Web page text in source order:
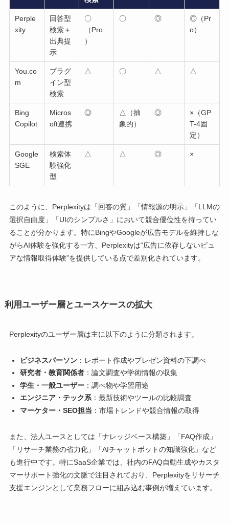
Perple
xity
回答型
検索＋
出典提
示
〇
（Pro
）
〇 ◎
◎（Pr
o）
You.co
m
プラグ
イン型
検索
△ 〇 △ △
Bing
Copilot
Micros
oft連携
◎
△（抽
象的）
◎
×（GP
T-4固
定）
Google
SGE
検索体
験強化
型
△ △ ◎ ×
このように、Perplexityは「回答の質」「情報源の明示」「LLMの
選択自由度」「UIのシンプルさ」において競合優位性を持ってい
ることが分かります。特にBingやGoogleが広告モデルを維持しな
がらAI体験を強化する一方、Perplexityは“広告に依存しないピュ
アな情報取得体験”を提供している点で差別化されています。
利用ユーザー層とユースケースの拡大
Perplexityのユーザー層は主に以下のように分類されます。
ビジネスパーソン：レポート作成やプレゼン資料の下調べ
研究者・教育関係者：論文調査や学術情報の収集
学生・一般ユーザー：調べ物や学習用途
エンジニア・テック系：最新技術やツールの比較調査
マーケター・SEO担当 ：市場トレンドや競合情報の取得
また、法人ユースとしては「ナレッジベース構築」「FAQ作成」
「リサーチ業務の省力化」「AIチャットボットの知識強化」など
も進行中です。特にSaaS企業では、社内のFAQ自動生成やカスタ
マーサポート強化の文脈で注目されており、Perplexityをリサーチ
支援エンジンとして業務フローに組み込む事例が増えています。